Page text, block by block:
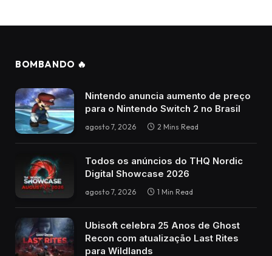
BOMBANDO 🔥
Nintendo anuncia aumento de preço
para o Nintendo Switch 2 no Brasil
agosto 7, 2026 2 Mins Read
Todos os anúncios do THQ Nordic
Digital Showcase 2026
agosto 7, 2026 1 Min Read
Ubisoft celebra 25 Anos de Ghost
Recon com atualização Last Rites
para Wildlands